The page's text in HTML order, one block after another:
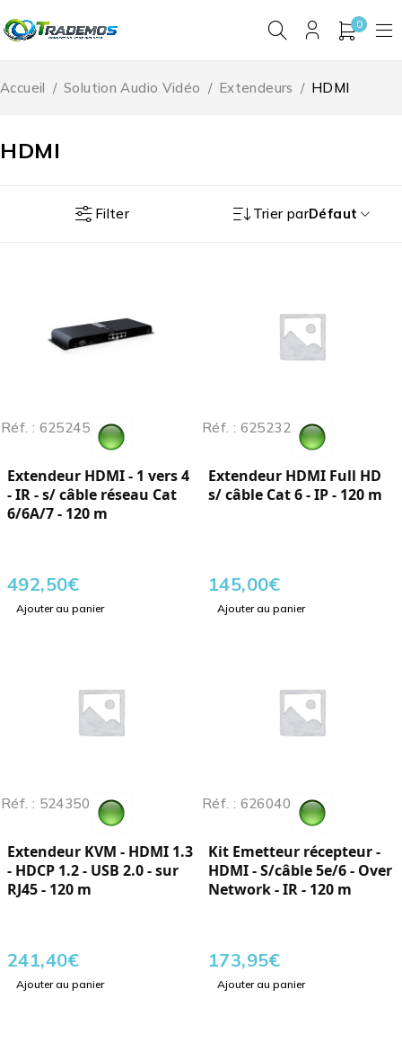
0
HDMI
Accueil / Solution Audio Vidéo / Extendeurs / HDMI
Filter Trier parDéfaut
Réf. : 625245
Extendeur HDMI - 1 vers 4
- IR - s/ câble réseau Cat
6/6A/7 - 120 m
492,50€
Ajouter au panier
Réf. : 625232
Extendeur HDMI Full HD
s/ câble Cat 6 - IP - 120 m
145,00€
Ajouter au panier
Réf. : 524350
Extendeur KVM - HDMI 1.3
- HDCP 1.2 - USB 2.0 - sur
RJ45 - 120 m
241,40€
Ajouter au panier
Réf. : 626040
Kit Emetteur récepteur -
HDMI - S/câble 5e/6 - Over
Network - IR - 120 m
173,95€
Ajouter au panier